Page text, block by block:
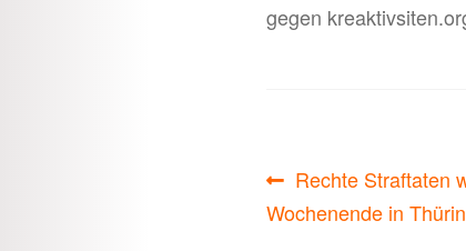
gegen
Vorheriger
Beitrag:
Rechte Straftaten
Wochenende in